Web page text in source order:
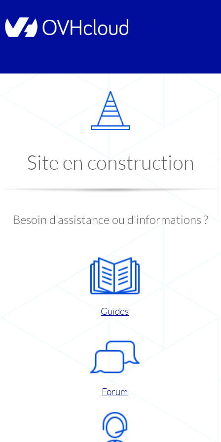
Site en construction
Besoin d'assistance ou d'informations ?
Guides
Forum